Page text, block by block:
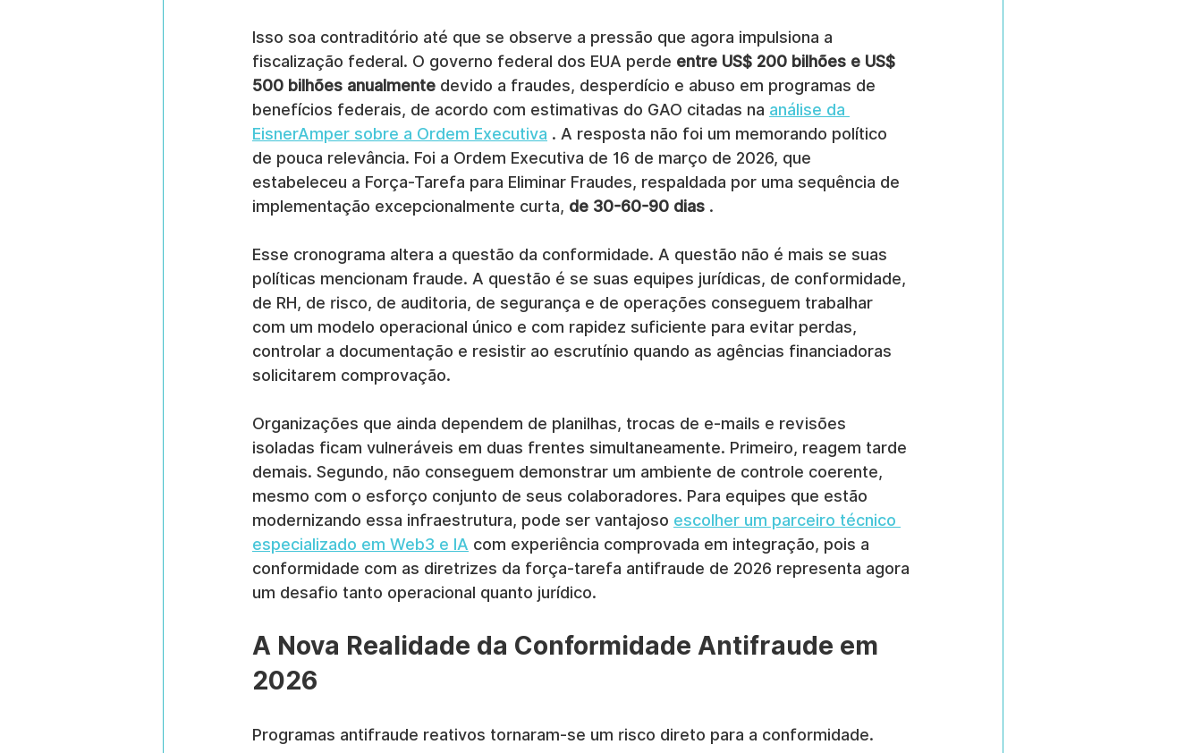
Isso soa contraditório até que se observe a pressão que agora impulsiona a
fiscalização federal. O governo federal dos EUA perde entre US$ 200 bilhões e US$
500 bilhões anualmente devido a fraudes, desperdício e abuso em programas de
benefícios federais, de acordo com estimativas do GAO citadas na análise da
EisnerAmper sobre a Ordem Executiva . A resposta não foi um memorando político
de pouca relevância. Foi a Ordem Executiva de 16 de março de 2026, que
estabeleceu a Força-Tarefa para Eliminar Fraudes, respaldada por uma sequência de
implementação excepcionalmente curta, de 30-60-90 dias .
Esse cronograma altera a questão da conformidade. A questão não é mais se suas
políticas mencionam fraude. A questão é se suas equipes jurídicas, de conformidade,
de RH, de risco, de auditoria, de segurança e de operações conseguem trabalhar
com um modelo operacional único e com rapidez suficiente para evitar perdas,
controlar a documentação e resistir ao escrutínio quando as agências financiadoras
solicitarem comprovação.
Organizações que ainda dependem de planilhas, trocas de e-mails e revisões
isoladas ficam vulneráveis em duas frentes simultaneamente. Primeiro, reagem tarde
demais. Segundo, não conseguem demonstrar um ambiente de controle coerente,
mesmo com o esforço conjunto de seus colaboradores. Para equipes que estão
modernizando essa infraestrutura, pode ser vantajoso escolher um parceiro técnico
especializado em Web3 e IA com experiência comprovada em integração, pois a
conformidade com as diretrizes da força-tarefa antifraude de 2026 representa agora
um desafio tanto operacional quanto jurídico.
A Nova Realidade da Conformidade Antifraude em
2026
Programas antifraude reativos tornaram-se um risco direto para a conformidade.